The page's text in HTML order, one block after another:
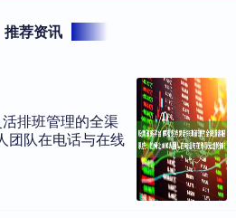
推荐资讯
排班管理的全渠
团队在电话与在线